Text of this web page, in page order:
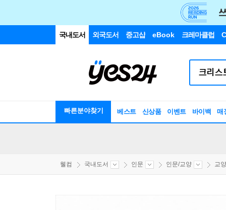
국내도서 외국도서 중고샵 eBook 크레마클럽
빠른분야찾기 베스트 신상품 이벤트 바이백 매
웰컴 국내도서 인문 인문/교양 교